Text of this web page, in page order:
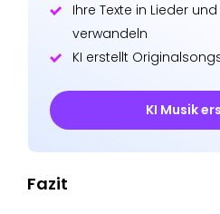
Ihre Texte in Lieder
verwandeln
KI erstellt
KI Musik
Fazit